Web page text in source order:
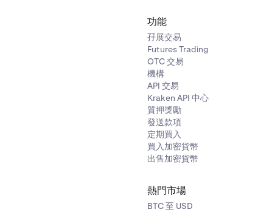
功能
孖展交易
Futures Trading
OTC 交易
機構
API 交易
Kraken API 中心
質押獎勵
發送款項
定期買入
買入加密貨幣
出售加密貨幣
熱門市場
BTC 至 USD